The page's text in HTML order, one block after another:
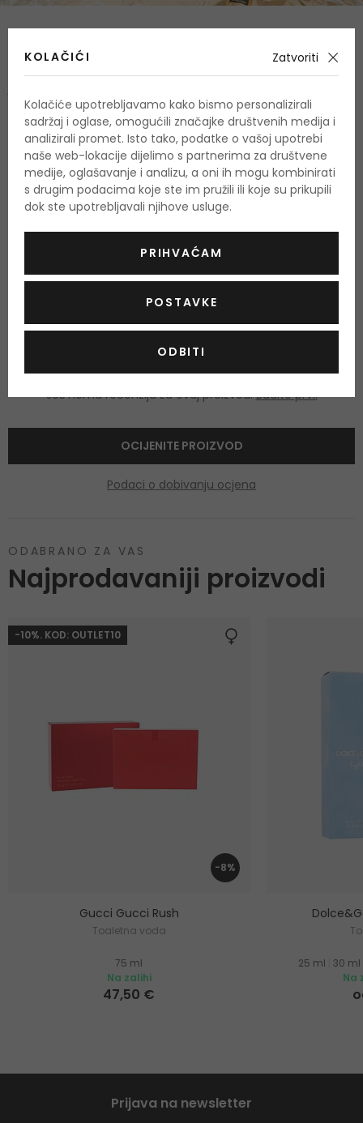
Sastav
Srednje note
ruža, lotos, magnolija
Bazne note
bijeli rum, kedar, kašmeran
Još nema recenzija za ovaj proizvod.Budite prvi.
OCIJENITE PROIZVOD
Podaci o dobivanju ocjena
ODABRANO ZA VAS
Najprodavaniji proizvodi
-10%. KOD: OUTLET10
-8%
Gucci Gucci Rush
Toaletna voda
75 ml
Na zalihi
47,50 €
25 ml 30 ml
Na
Prijava na newsletter
KOLAČIĆI Zatvoriti
Kolačiće upotrebljavamo kako bismo personalizirali
sadržaj i oglase, omogućili značajke društvenih medija i
analizirali promet. Isto tako, podatke o vašoj upotrebi
naše web-lokacije dijelimo s partnerima za društvene
medije, oglašavanje i analizu, a oni ih mogu kombinirati
s drugim podacima koje ste im pružili ili koje su prikupili
dok ste upotrebljavali njihove usluge.
PRIHVAĆAM
POSTAVKE
ODBITI